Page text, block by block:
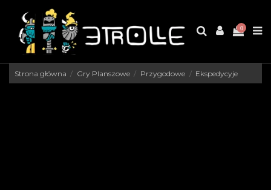
0
Strona główna Gry Planszowe Przygodowe Ekspedycyje